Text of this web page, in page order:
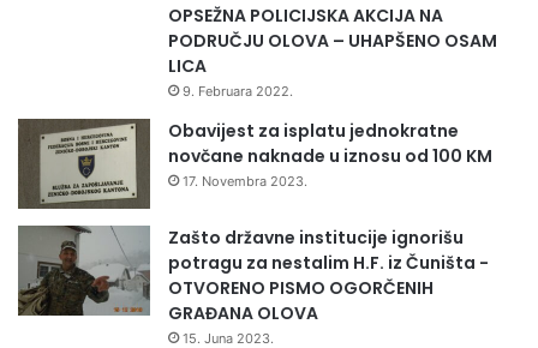
OPSEŽNA POLICIJSKA AKCIJA NA
PODRUČJU OLOVA – UHAPŠENO OSAM
LICA
9. Februara 2022.
Obavijest za isplatu jednokratne
novčane naknade u iznosu od 100 KM
17. Novembra 2023.
Zašto državne institucije ignorišu
potragu za nestalim H.F. iz Čuništa -
OTVORENO PISMO OGORČENIH
GRAĐANA OLOVA
15. Juna 2023.